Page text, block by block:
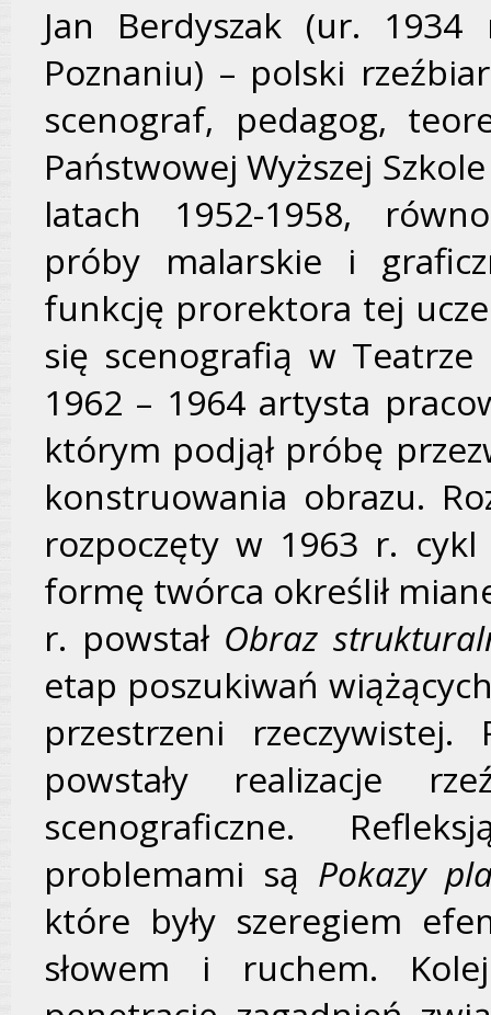
Jan Berdyszak (ur.
Poznaniu) – polski
scenograf, pedagog,
Państwowej Wyższej
latach 1952-1958,
próby malarskie i
funkcję prorektora tej
się scenografią w
1962 – 1964 artysta
którym podjął próbę
konstruowania obrazu.
rozpoczęty w 1963 r.
formę twórca określił
r. powstał Obraz
etap poszukiwań
przestrzeni
powstały realizacje
scenograficzne.
problemami są Pokazy
które były szeregiem
słowem i ruchem.